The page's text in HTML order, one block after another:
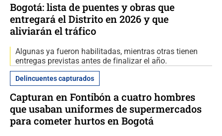
Bogotá: lista de puentes y obras que
entregará el Distrito en 2026 y que
aliviarán el tráfico
Algunas ya fueron habilitadas, mientras otras tienen
entregas previstas antes de finalizar el año.
Delincuentes capturados
Capturan en Fontibón a cuatro hombres
que usaban uniformes de supermercados
para cometer hurtos en Bogotá